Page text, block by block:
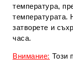
температура,
температурата.
затворете и
часа.
Внимание: Този